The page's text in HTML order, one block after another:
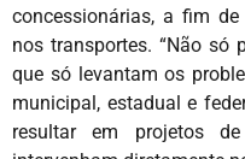
concessionárias, a fim
nos transportes. “Não só
que só levantam os
municipal, estadual e
resultar em projetos